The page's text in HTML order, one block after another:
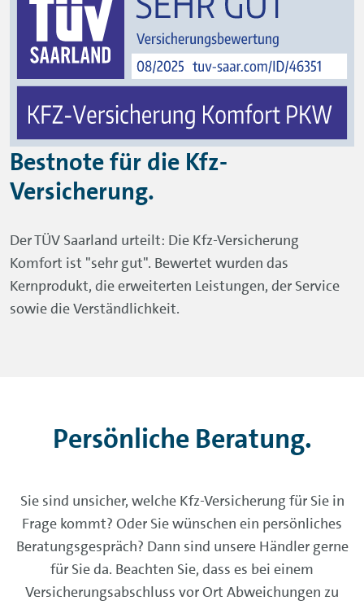
Bestnote für die Kfz-
Versicherung.
Der TÜV Saarland urteilt: Die Kfz-Versicherung
Komfort ist "sehr gut". Bewertet wurden das
Kernprodukt, die erweiterten Leistungen, der Service
sowie die Verständlichkeit.
Persönliche Beratung.
Sie sind unsicher, welche Kfz-Versicherung für Sie in
Frage kommt? Oder Sie wünschen ein persönliches
Beratungsgespräch? Dann sind unsere Händler gerne
für Sie da. Beachten Sie, dass es bei einem
Versicherungsabschluss vor Ort Abweichungen zu